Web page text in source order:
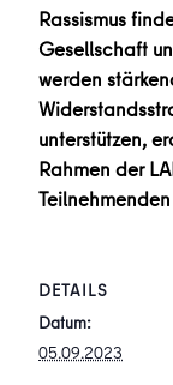
Rassismus
Gesellschaft
werden
unterstützen,
Rahmen der
DETAILS
Datum:
05.09.2023